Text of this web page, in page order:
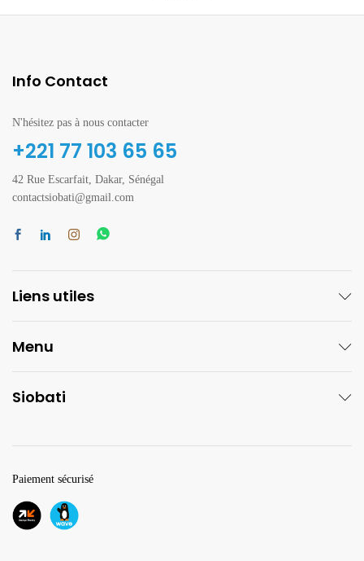
Info Contact
N'hésitez pas à nous contacter
+221 77 103 65 65
42 Rue Escarfait, Dakar, Sénégal
contactsiobati@gmail.com
Liens utiles
Menu
Siobati
Paiement sécurisé